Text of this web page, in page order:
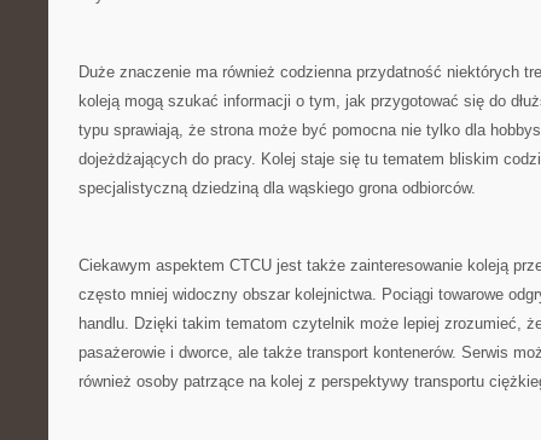
Duże znaczenie ma również codzienna przydatność niektórych
koleją mogą szukać informacji o tym, jak przygotować się do
typu sprawiają, że strona może być pomocna nie tylko dla
dojeżdżających do pracy. Kolej staje się tu tematem bliskim
specjalistyczną dziedziną dla wąskiego grona odbiorców.
Ciekawym aspektem CTCU jest także zainteresowanie koleją
często mniej widoczny obszar kolejnictwa. Pociągi towarowe
handlu. Dzięki takim tematom czytelnik może lepiej zrozumieć,
pasażerowie i dworce, ale także transport kontenerów. Serwis
również osoby patrzące na kolej z perspektywy transportu